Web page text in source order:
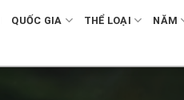
QUỐC GIA THỂ LOẠI NĂM